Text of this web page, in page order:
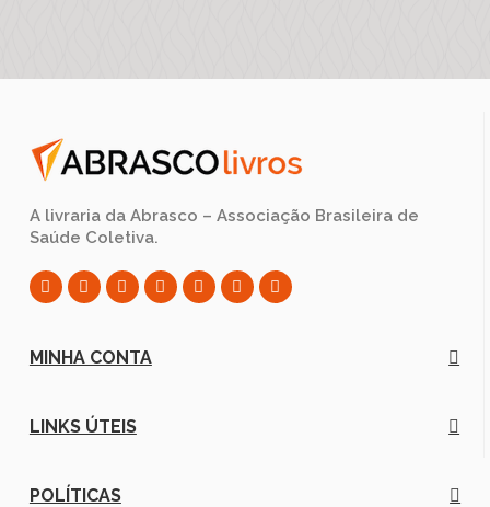
A livraria da Abrasco – Associação Brasileira de
Saúde Coletiva.
MINHA CONTA
LINKS ÚTEIS
POLÍTICAS